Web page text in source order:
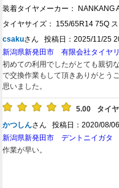
装着タイヤメーカー： NANKANG
タイヤサイズ： 155/65R14 75Q
csakuさん 投稿日：2025/11/25
新潟県新発田市 有限会社タイヤ
初めての利用でしたがとても親切
で交換作業もして頂きありがとう
思いました。
5.00
タイ
かつしんさん 投稿日：2020/08/
新潟県新発田市 デントニイガタ
作業が早い。